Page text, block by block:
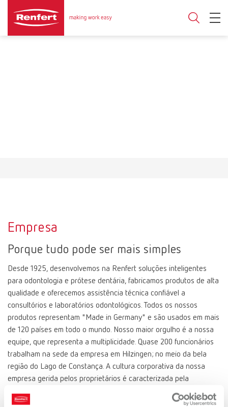
Empresa
Porque tudo pode ser mais simples
Desde 1925, desenvolvemos na Renfert soluções inteligentes
para odontologia e prótese dentária, fabricamos produtos de alta
qualidade e oferecemos assistência técnica confiável a
consultórios e laboratórios odontológicos. Todos os nossos
produtos representam "Made in Germany" e são usados em mais
de 120 países em todo o mundo. Nosso maior orgulho é a nossa
equipe, que representa a multiplicidade. Quase 200 funcionários
trabalham na sede da empresa em Hilzingen; no meio da bela
região do Lago de Constança. A cultura corporativa da nossa
empresa gerida pelos proprietários é caracterizada pela
flexibilidade, simpatia familiar e uma filosofia responsável e
orientada para o futuro. Incentivamos o trabalho independente, o